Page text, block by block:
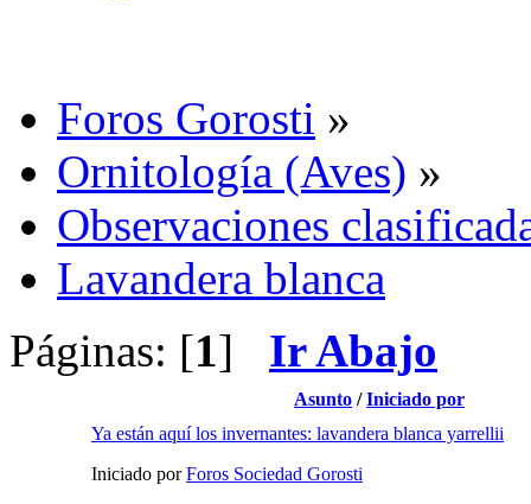
Foros Gorosti »
Ornitología (Aves) »
Observaciones
Lavandera blanca
Páginas: [1] Ir Abajo
Asunto /Iniciado por
Ya están aquí los invernantes: lavandera blanca yarrellii
Iniciado porForos Sociedad Gorosti